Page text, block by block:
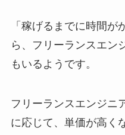
「稼げるまでに時間
ら、フリーランスエン
もいるようです。
フリーランスエンジニ
に応じて、単価が高く